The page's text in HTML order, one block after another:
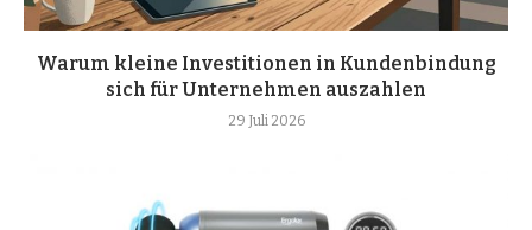
Warum kleine Investitionen in Kundenbindung
sich für Unternehmen auszahlen
29 Juli 2026